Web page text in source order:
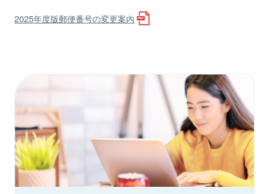
2025年度版郵便番号の変更案内